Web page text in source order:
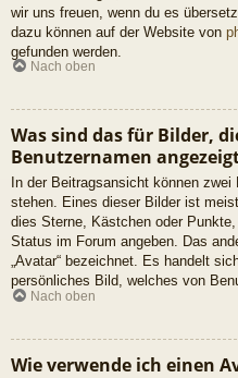
wir uns freuen, wenn du es
dazu können auf der Website von
gefunden werden.
Nach oben
Was sind das für Bilder,
Benutzernamen
In der Beitragsansicht können
stehen. Eines dieser Bilder ist
dies Sterne, Kästchen oder
Status im Forum angeben. Das
„Avatar“ bezeichnet. Es handelt
persönliches Bild, welches von
Nach oben
Wie verwende ich einen